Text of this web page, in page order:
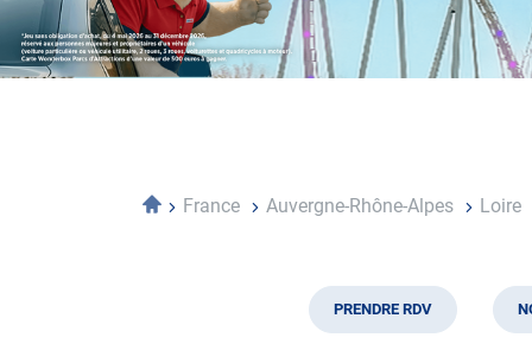
2026
Locations
AccueilFrance Auvergne-Rhône-Alpes Loire
PRENDRE RDV